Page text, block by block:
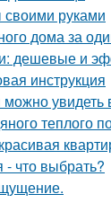
своими руками
дома за
дешевые и
инструкция
увидеть
теплого
- что выбрать?